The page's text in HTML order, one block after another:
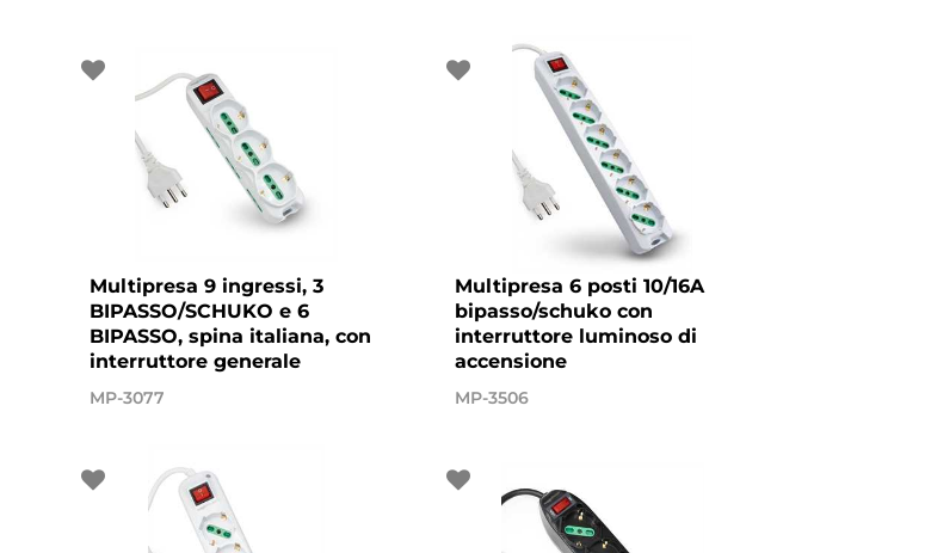
Multipresa 9 ingressi, 3
BIPASSO/SCHUKO e 6
BIPASSO, spina italiana, con
interruttore generale
MP-3077
Multipresa 6 posti 10/16A
bipasso/schuko con
interruttore luminoso di
accensione
MP-3506